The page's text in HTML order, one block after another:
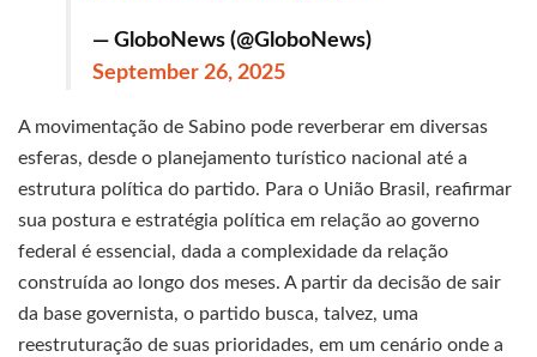
— GloboNews (@GloboNews)
September 26, 2025
A movimentação de Sabino pode reverberar em diversas
esferas, desde o planejamento turístico nacional até a
estrutura política do partido. Para o União Brasil, reafirmar
sua postura e estratégia política em relação ao governo
federal é essencial, dada a complexidade da relação
construída ao longo dos meses. A partir da decisão de sair
da base governista, o partido busca, talvez, uma
reestruturação de suas prioridades, em um cenário onde a